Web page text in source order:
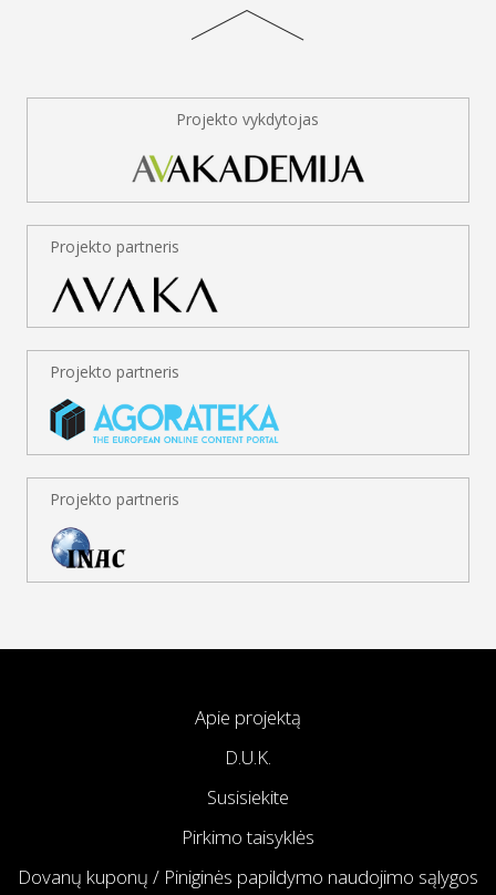
Projekto vykdytojas
Projekto partneris
Projekto partneris
Projekto partneris
Apie projektą
D.U.K.
Susisiekite
Pirkimo taisyklės
Dovanų kuponų / Piniginės papildymo naudojimo sąlygos